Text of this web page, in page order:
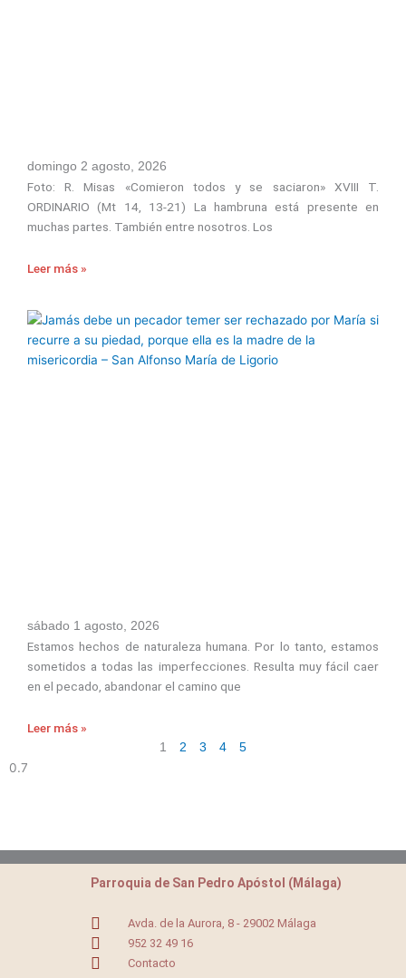
domingo 2 agosto, 2026
Foto: R. Misas «Comieron todos y se saciaron» XVIII T.
ORDINARIO (Mt 14, 13-21) La hambruna está presente en
muchas partes. También entre nosotros. Los
Leer más »
sábado 1 agosto, 2026
Estamos hechos de naturaleza humana. Por lo tanto, estamos
sometidos a todas las imperfecciones. Resulta muy fácil caer
en el pecado, abandonar el camino que
Leer más »
1 2 3 4 5
Parroquia de San Pedro Apóstol (Málaga)
Avda. de la Aurora, 8 - 29002 Málaga
952 32 49 16
Contacto